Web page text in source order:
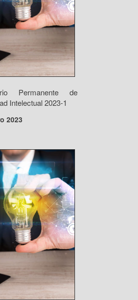
Permanente de
Intelectual 2023-1
2023